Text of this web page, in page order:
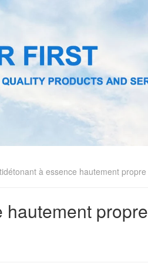
à essence hautement propre
propre